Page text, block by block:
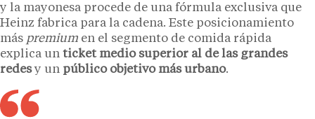
y la mayonesa procede de una fórmula exclusiva que
Heinz fabrica para la cadena. Este posicionamiento
más premium en el segmento de comida rápida
explica un ticket medio superior al de las grandes
redesy un público objetivo más urbano.